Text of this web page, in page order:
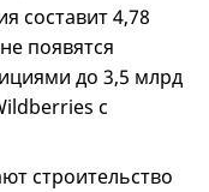
составит 4,78
появятся
до 3,5 млрд
с
строительство